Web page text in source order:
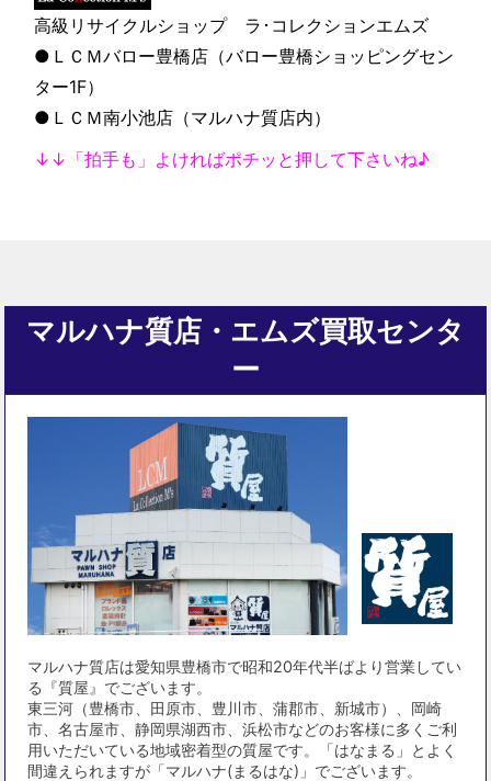
高級リサイクルショップ ラ･コレクションエムズ
●ＬＣＭバロー豊橋店（バロー豊橋ショッピングセン
ター1F）
●ＬＣＭ南小池店（マルハナ質店内）
↓↓「拍手も」よければポチッと押して下さいね♪
マルハナ質店・エムズ買取センタ
ー
マルハナ質店は愛知県豊橋市で昭和20年代半ばより営業してい
る『質屋』でございます。
東三河（豊橋市、田原市、豊川市、蒲郡市、新城市）、岡崎
市、名古屋市、静岡県湖西市、浜松市などのお客様に多くご利
用いただいている地域密着型の質屋です。「はなまる」とよく
間違えられますが「マルハナ(まるはな)」でございます。